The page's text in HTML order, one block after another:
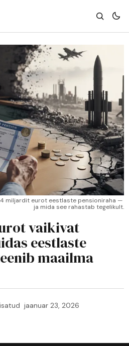
miljardit eurot eestlaste pensioniraha —
ja mida see rahastab tegelikult.
vaikivat
eestlaste
maailma
jaanuar 23, 2026